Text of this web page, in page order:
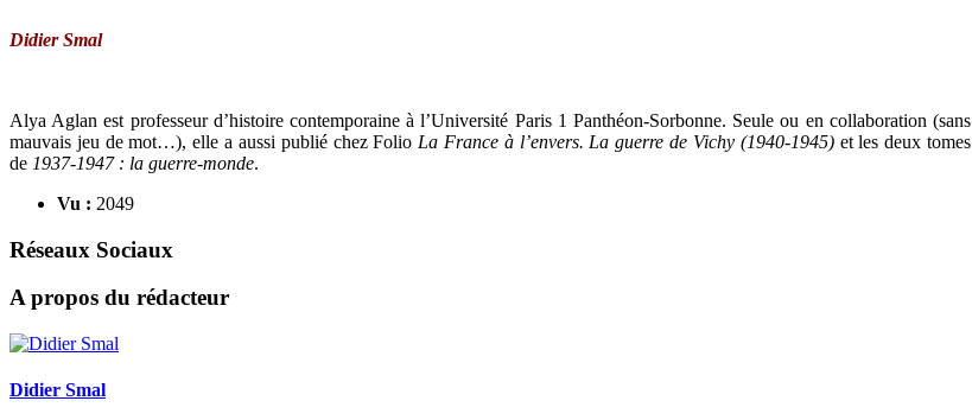
Didier Smal
Alya Aglan est professeur d’histoire contemporaine à l’Université Paris 1 Panthéon-Sorbonne. Seule ou en collaboration (sans
mauvais jeu de mot…), elle a aussi publié chez Folio La France à l’envers. La guerre de Vichy (1940-1945)et les deux tomes
de 1937-1947 : la guerre-monde.
Vu : 2049
Réseaux Sociaux
A propos du rédacteur
Didier Smal